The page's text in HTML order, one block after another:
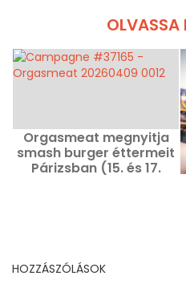
OLVASSA
Orgasmeat megnyitja
smash burger éttermeit
Párizsban (15. és 17.
HOZZÁSZÓLÁSOK